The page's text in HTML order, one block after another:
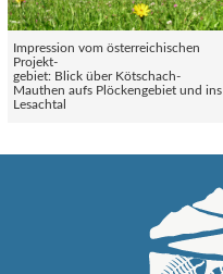
Impression vom österreichischen
Projekt-
gebiet: Blick über Kötschach-
Mauthen aufs Plöckengebiet und ins
Lesachtal